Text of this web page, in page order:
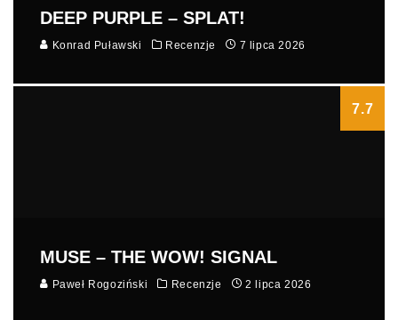
DEEP PURPLE – SPLAT!
Konrad Puławski Recenzje 7 lipca 2026
7.7
MUSE – THE WOW! SIGNAL
Paweł Rogoziński Recenzje 2 lipca 2026